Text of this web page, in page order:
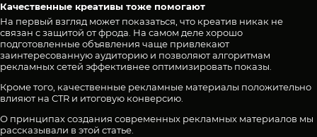
Качественные креативы тоже помогают
На первый взгляд может показаться, что креатив никак не
связан с защитой от фрода. На самом деле хорошо
подготовленные объявления чаще привлекают
заинтересованную аудиторию и позволяют алгоритмам
рекламных сетей эффективнее оптимизировать показы.
Кроме того, качественные рекламные материалы положительно
влияют на CTR и итоговую конверсию.
О принципах создания современных рекламных материалов мы
рассказывали в этой статье.